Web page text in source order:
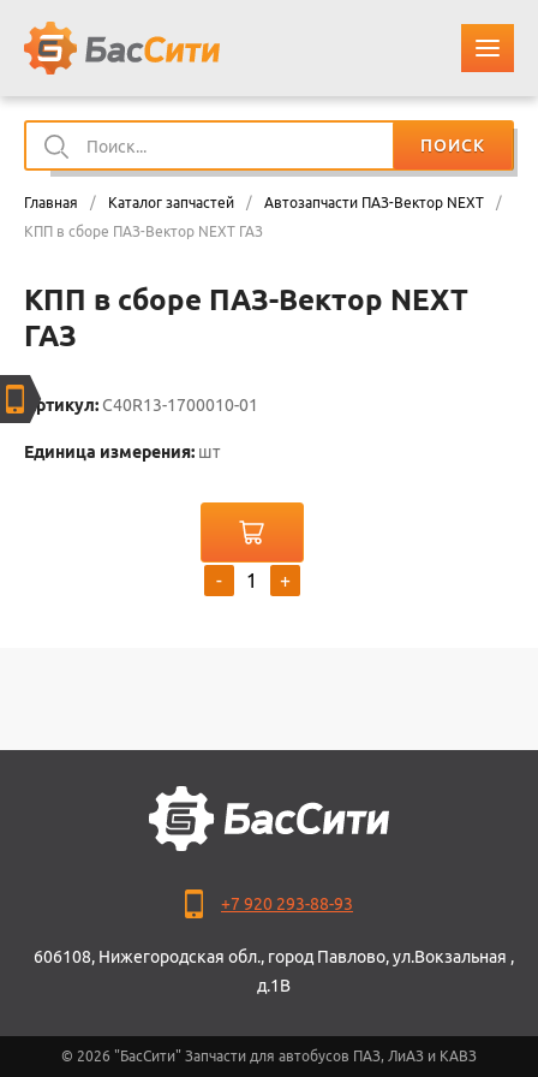
ПОИСК
Главная / Каталог запчастей / Автозапчасти ПАЗ-Вектор NEXT
/
КПП в сборе ПАЗ-Вектор NEXT ГАЗ
КПП в сборе ПАЗ-Вектор NEXT
ГАЗ
Артикул: C40R13-1700010-01
Единица измерения: шт
- +
+7 920 293-88-93
606108, Нижегородская обл., город Павлово, ул.Вокзальная ,
д.1В
© 2026 "БасСити" Запчасти для автобусов ПАЗ, ЛиАЗ и КАВЗ
КАТАЛОГ ЗАПЧАСТЕЙ
ОПЛАТА И ДОСТАВКА